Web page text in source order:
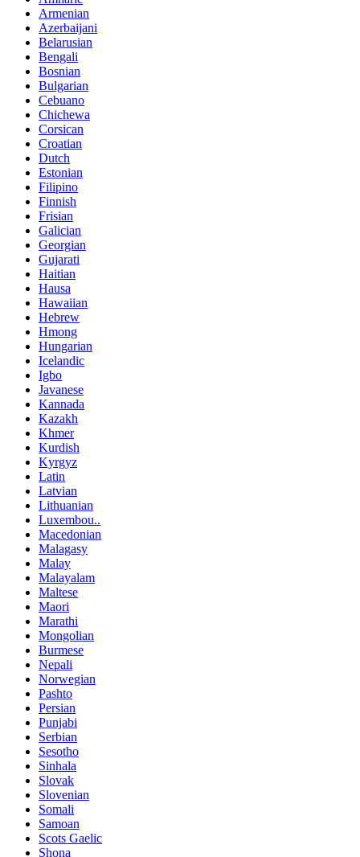
Armenian
Azerbaijani
Belarusian
Bengali
Bosnian
Bulgarian
Cebuano
Chichewa
Corsican
Croatian
Dutch
Estonian
Filipino
Finnish
Frisian
Galician
Georgian
Gujarati
Haitian
Hausa
Hawaiian
Hebrew
Hmong
Hungarian
Icelandic
Igbo
Javanese
Kannada
Kazakh
Khmer
Kurdish
Kyrgyz
Latin
Latvian
Lithuanian
Luxembou..
Macedonian
Malagasy
Malay
Malayalam
Maltese
Maori
Marathi
Mongolian
Burmese
Nepali
Norwegian
Pashto
Persian
Punjabi
Serbian
Sesotho
Sinhala
Slovak
Slovenian
Somali
Samoan
Scots Gaelic
Shona